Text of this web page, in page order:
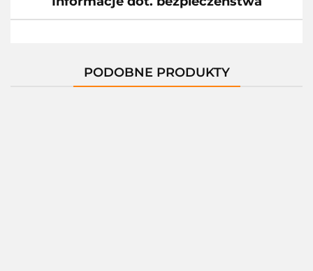
PODOBNE PRODUKTY